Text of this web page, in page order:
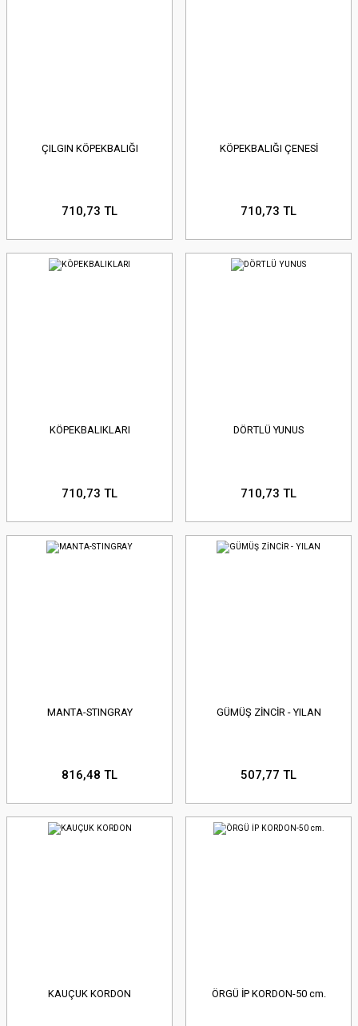
ÇILGIN KÖPEKBALIĞI
710,73 TL
KÖPEKBALIĞI ÇENESİ
710,73 TL
KÖPEKBALIKLARI
710,73 TL
DÖRTLÜ YUNUS
710,73 TL
MANTA-STINGRAY
816,48 TL
GÜMÜŞ ZİNCİR - YILAN
507,77 TL
KAUÇUK KORDON ÖRGÜ İP KORDON-50 cm.